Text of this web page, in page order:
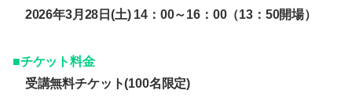
2026年3月28日(土) 14：00～16：00（13：50開場）
■チケット料金
受講無料チケット(100名限定)